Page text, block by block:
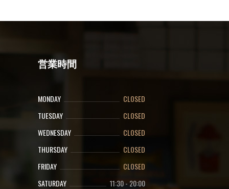
営業時間
MONDAY
CLOSED
TUESDAY
CLOSED
WEDNESDAY
CLOSED
THURSDAY
CLOSED
FRIDAY
CLOSED
SATURDAY
11:30- 20:00